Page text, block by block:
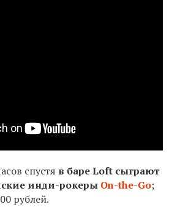
спустя в бареLoft сыграют
инди-рокеры On-the-Go;
рублей.